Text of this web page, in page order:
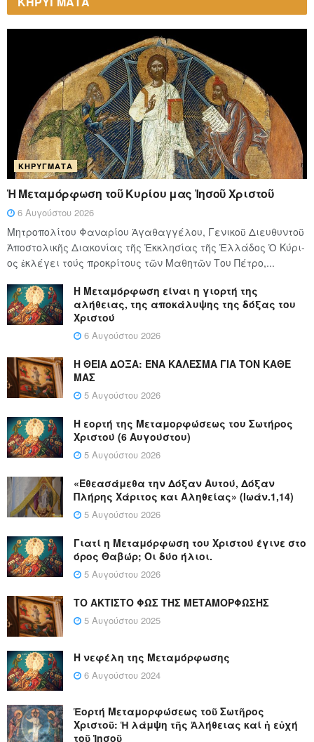
ΚΗΡΎΓΜΑΤΑ
Ἡ Μεταμόρφωση τοῦ Κυρίου μας Ἰησοῦ Χριστοῦ
6 Αυγούστου 2026
Μητροπολίτου Φαναρίου Ἀγαθαγγέλου, Γενικοῦ Διευθυντοῦ
Ἀποστολικῆς Διακονίας τῆς Ἐκκλησίας τῆς Ἑλλάδος Ὁ Κύ­ρι­
ος ἐκλέγει τούς προ­κρί­τους τῶν Μα­θη­τῶν Του Πέ­τρο,...
Η Μεταμόρφωση είναι η γιορτή της
αλήθειας, της αποκάλυψης της δόξας του
Χριστού
6 Αυγούστου 2026
Η ΘΕΙΑ ΔΟΞΑ: ΈΝΑ ΚΑΛΕΣΜΑ ΓΙΑ ΤΟΝ ΚΑΘΕ
ΜΑΣ
5 Αυγούστου 2026
Η εορτή της Μεταμορφώσεως του Σωτήρος
Χριστού (6 Αυγούστου)
5 Αυγούστου 2026
«Εθεασάμεθα την Δόξαν Αυτού, Δόξαν
Πλήρης Χάριτος και Αληθείας» (Ιωάν.1,14)
5 Αυγούστου 2026
Γιατί η Μεταμόρφωση του Χριστού έγινε στο
όρος Θαβώρ; Οι δύο ήλιοι.
5 Αυγούστου 2026
ΤΟ ΑΚΤΙΣΤΟ ΦΩΣ ΤΗΣ ΜΕΤΑΜΟΡΦΩΣΗΣ
5 Αυγούστου 2025
Η νεφέλη της Μεταμόρφωσης
6 Αυγούστου 2024
Ἑορτή Μεταμορφώσεως τοῦ Σωτῆρος
Χριστοῦ: Ἡ λάμψη τῆς Ἀλήθειας καί ἡ εὐχή
τοῦ Ἰησοῦ